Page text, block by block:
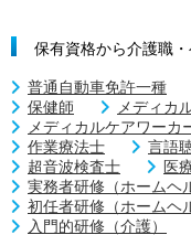
保有資格から介護職
普通自動車免許一種
保健師
メディカ
メディカルケアワーカ
作業療法士
言語
超音波検査士
医
実務者研修（ホームヘ
初任者研修（ホームヘ
入門的研修（介護）